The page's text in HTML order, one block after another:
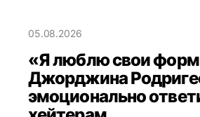
05.08.2026
«Я люблю свои
Джорджина
эмоционально